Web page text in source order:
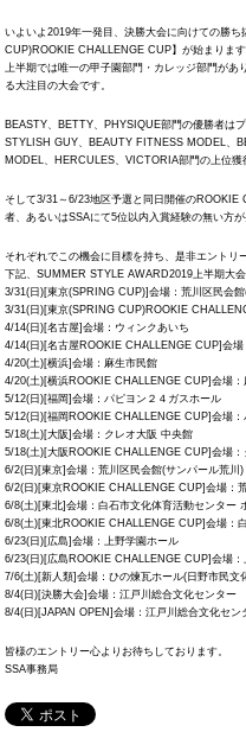
いよいよ2019年一発目、決勝大会に向けての勝
CUP)ROOKIE CHALLENGE CUP】が始まります
上半期では唯一の甲子園部門・カレッジ部門が
る大注目の大会です。
BEASTY、BETTY、PHYSIQUE部門の優勝者は
STYLISH GUY、BEAUTY FITNESS MODEL、
MODEL、HERCULES、VICTORIA部門の上位
そして3/31～6/23地区予選と同日開催の
者、あるいはSSAにて5位以内入賞経験の無い方
それぞれでこの機会に目標を持ち、是非エント
下記、SUMMER STYLE AWARD2019上半期大
3/31(日)[東京(SPRING CUP)]会場：荒川区民会
3/31(日)[東京(SPRING CUP)ROOKIE
4/14(日)[名古屋]会場：ウィンクあいち
4/14(日)[名古屋ROOKIE CHALLENGE CUP]会場
4/20(土)[横浜]会場：麻生市民館
4/20(土)[横浜ROOKIE CHALLENGE CUP]会場：
5/12(日)[福岡]会場：パピヨン２４ガスホール
5/12(日)[福岡ROOKIE CHALLENGE CUP]会場：
5/18(土)[大阪]会場：クレオ大阪 中央館
5/18(土)[大阪ROOKIE CHALLENGE CUP]会場：
6/2(日)[東京]会場：荒川区民会館(サンパール荒川)
6/2(日)[東京ROOKIE CHALLENGE CUP]会場：
6/8(土)[東北]会場：白石市文化体育活動センター
6/8(土)[東北ROOKIE CHALLENGE CUP]会場：
6/23(日)[広島]会場：上野学園ホール
6/23(日)[広島ROOKIE CHALLENGE CUP]会場：
7/6(土)[新人類]会場：ひの煉瓦ホール(日野市民文
8/4(日)[決勝大会]会場：江戸川総合文化センター
8/4(日)[JAPAN OPEN]会場：江戸川総合文化セ
皆様のエントリー心よりお待ちしております。
SSA事務局